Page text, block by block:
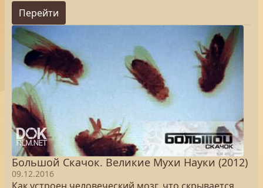
Перейти
Большой Скачок. Великие Мухи Науки (2012)
09.12.2016